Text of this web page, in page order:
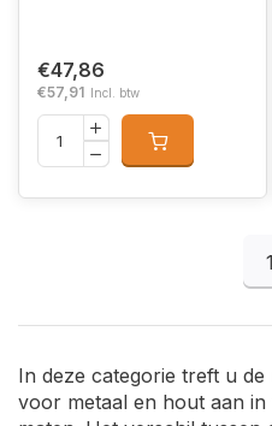
€47,86
€57,91 Incl. btw
1
In deze categorie treft u
voor metaal en hout aan